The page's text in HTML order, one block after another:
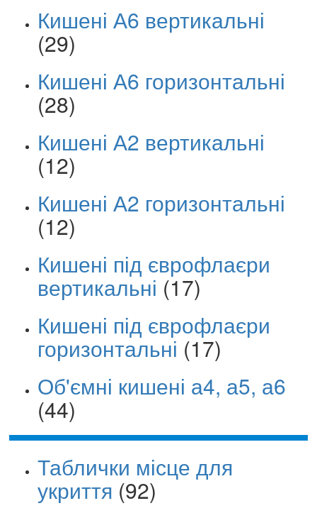
Кишені А6 вертикальні
(29)
Кишені А6 горизонтальні
(28)
Кишені А2 вертикальні
(12)
Кишені А2 горизонтальні
(12)
Кишені під єврофлаєри
вертикальні (17)
Кишені під єврофлаєри
горизонтальні (17)
Об'ємні кишені а4, а5, а6
(44)
Таблички місце для
укриття (92)